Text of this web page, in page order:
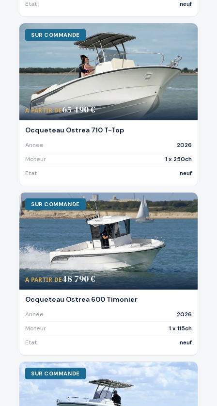
Etat neuf
SUR COMMANDE
A PARTIR DE65 490 €
Ocqueteau Ostrea 710 T-Top
Annee
2026
Moteur
1 x 250ch
Etat
neuf
SUR COMMANDE
A PARTIR DE48 790 €
Ocqueteau Ostrea 600 Timonier
Annee
2026
Moteur
1 x 115ch
Etat
neuf
SUR COMMANDE